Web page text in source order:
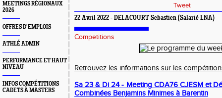
MEETINGS RÉGIONAUX
2026
OFFRES D'EMPLOIS
ATHLÉ ADMIN
PERFORMANCE ET HAUT
NIVEAU
INFOS COMPÉTITIONS
CADETS À MASTERS
Tweet
22 Avril 2022 - DELACOURT Sebastien (Salarié LNA)
Competitions
Retrouvez les informations sur les
Sa 23 & Di 24 - Meeting CDA76 CJESM et
Combinées Benjamins Minimes à Barentin